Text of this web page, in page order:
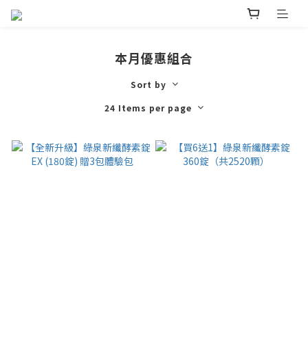
本月優惠組合
Sort by
24 Items per page